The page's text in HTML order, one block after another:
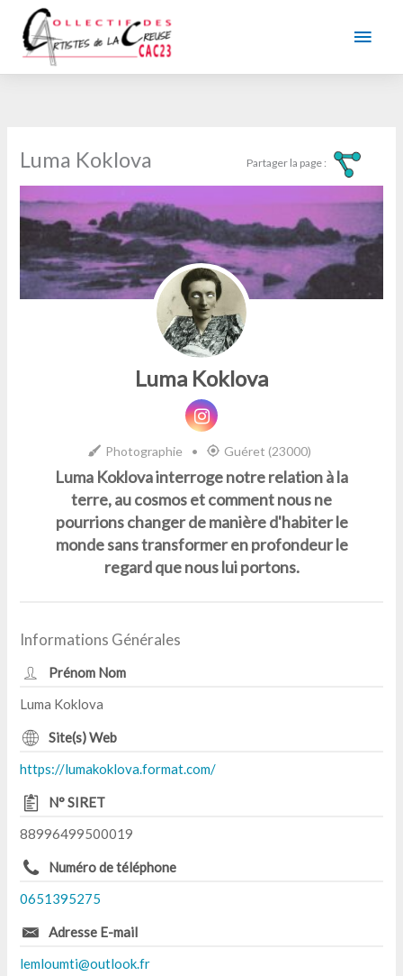
contenu
Luma Koklova
Luma Koklova
Photographie • Guéret (23000)
Luma Koklova interroge notre relation à la
terre, au cosmos et comment nous ne
pourrions changer de manière d'habiter le
monde sans transformer en profondeur le
regard que nous lui portons.
Informations Générales
Prénom Nom
Luma Koklova
Site(s) Web
https://lumakoklova.format.com/
N° SIRET
88996499500019
Numéro de téléphone
0651395275
Adresse E-mail
lemloumti@outlook.fr